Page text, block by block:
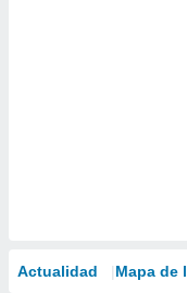
Actualidad Mapa de